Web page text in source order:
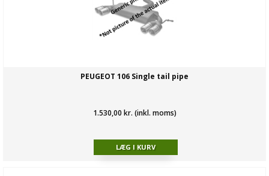
PEUGEOT 106 Single tail pipe
1.530,00 kr. (inkl. moms)